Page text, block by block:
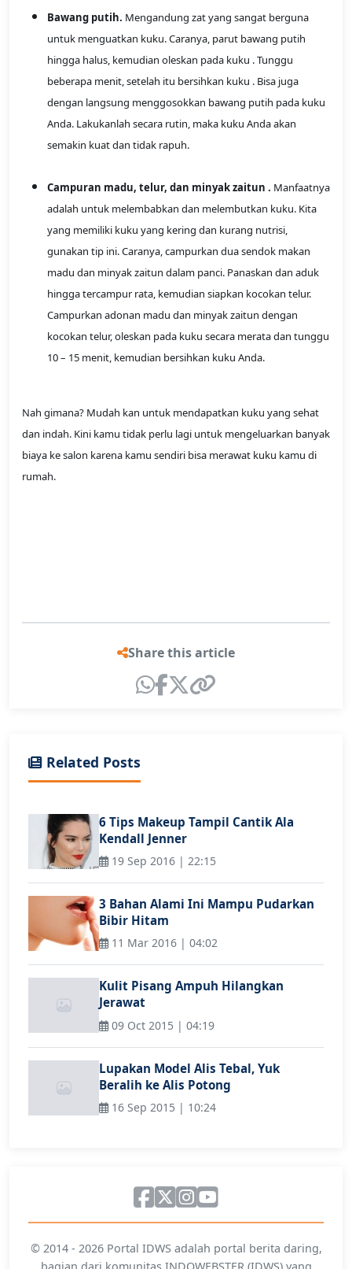
Bawang putih. Mengandung zat yang sangat berguna
untuk menguatkan kuku. Caranya, parut bawang putih
hingga halus, kemudian oleskan pada kuku . Tunggu
beberapa menit, setelah itu bersihkan kuku . Bisa juga
dengan langsung menggosokkan bawang putih pada kuku
Anda. Lakukanlah secara rutin, maka kuku Anda akan
semakin kuat dan tidak rapuh.
Campuran madu, telur, dan minyak zaitun . Manfaatnya
adalah untuk melembabkan dan melembutkan kuku. Kita
yang memiliki kuku yang kering dan kurang nutrisi,
gunakan tip ini. Caranya, campurkan dua sendok makan
madu dan minyak zaitun dalam panci. Panaskan dan aduk
hingga tercampur rata, kemudian siapkan kocokan telur.
Campurkan adonan madu dan minyak zaitun dengan
kocokan telur, oleskan pada kuku secara merata dan tunggu
10 – 15 menit, kemudian bersihkan kuku Anda.
Nah gimana? Mudah kan untuk mendapatkan kuku yang sehat
dan indah. Kini kamu tidak perlu lagi untuk mengeluarkan banyak
biaya ke salon karena kamu sendiri bisa merawat kuku kamu di
rumah.
Share this article
Related Posts
6 Tips Makeup Tampil Cantik Ala
Kendall Jenner
19 Sep 2016 | 22:15
3 Bahan Alami Ini Mampu Pudarkan
Bibir Hitam
11 Mar 2016 | 04:02
Kulit Pisang Ampuh Hilangkan
Jerawat
09 Oct 2015 | 04:19
Lupakan Model Alis Tebal, Yuk
Beralih ke Alis Potong
16 Sep 2015 | 10:24
© 2014 - 2026 Portal IDWS adalah portal berita daring,